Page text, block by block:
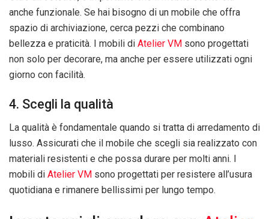
anche funzionale. Se hai bisogno di un mobile che offra
spazio di archiviazione, cerca pezzi che combinano
bellezza e praticità. I mobili di Atelier VM sono progettati
non solo per decorare, ma anche per essere utilizzati ogni
giorno con facilità.
4. Scegli la qualità
La qualità è fondamentale quando si tratta di arredamento di
lusso. Assicurati che il mobile che scegli sia realizzato con
materiali resistenti e che possa durare per molti anni. I
mobili di Atelier VM sono progettati per resistere all’usura
quotidiana e rimanere bellissimi per lungo tempo.